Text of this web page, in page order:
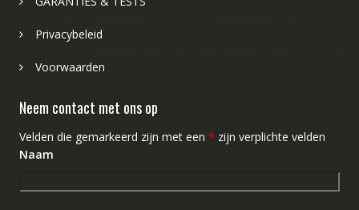
Privacybeleid
Voorwaarden
Neem contact met ons op
Velden die gemarkeerd zijn met een * zijn verplichte velden
Naam